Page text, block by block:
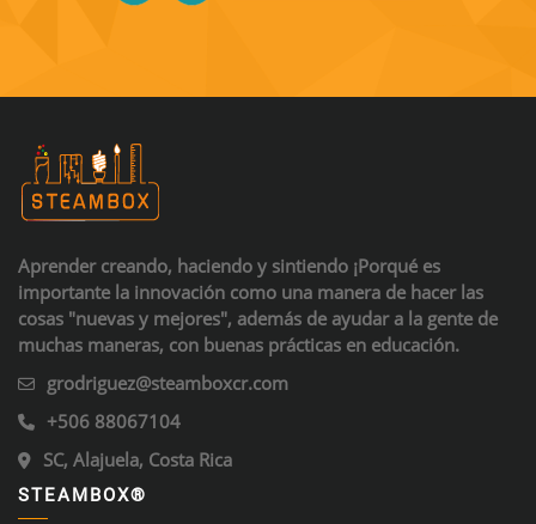
Aprender creando, haciendo y sintiendo ¡Porqué es
importante la innovación como una manera de hacer las
cosas "nuevas y mejores", además de ayudar a la gente de
muchas maneras, con buenas prácticas en educación.
grodriguez@steamboxcr.com
+506 88067104
SC, Alajuela, Costa Rica
STEAMBOX®